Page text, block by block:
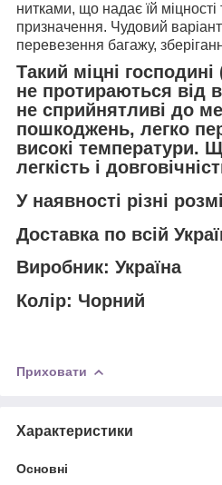
нитками, що надає їй міцності
призначення. Чудовий
перевезення багажу,
Такий міцні господині
не протираються від
не сприйнятливі до
пошкоджень, легко
високі температури.
легкість і
У наявності різні
Доставка по всій
Виробник: Україна
Колір: Чорний
Приховати
Характеристики
Основні